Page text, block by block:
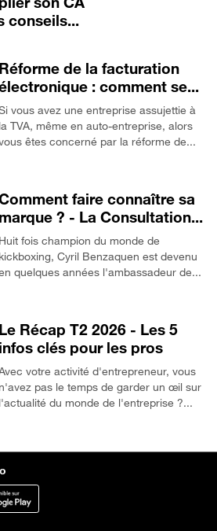
conseils...
Réforme de la facturation
: comment se...
vous avez une entreprise assujettie à
la TVA, même en auto-entreprise, alors
êtes concerné par la réforme de...
faire connaître sa
marque ? - La Consultation...
Huit fois champion du monde de
kickboxing, Cyril Benzaquen est devenu
quelques années l'ambassadeur de...
Le Récap T2 2026 - Les 5
infos clés pour les pros
votre activité d'entrepreneur, vous
n'avez pas le temps de garder un œil sur
l'actualité du monde de l'entreprise ?...